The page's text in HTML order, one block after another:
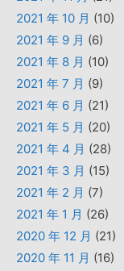
2021 年 10 月 (10)
2021 年 9 月 (6)
2021 年 8 月 (10)
2021 年 7 月 (9)
2021 年 6 月 (21)
2021 年 5 月 (20)
2021 年 4 月 (28)
2021 年 3 月 (15)
2021 年 2 月 (7)
2021 年 1 月 (26)
2020 年 12 月 (21)
2020 年 11 月 (16)